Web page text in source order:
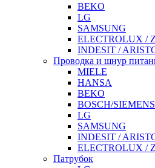
BEKO
LG
SAMSUNG
ELECTROLUX /
INDESIT /
Проводка и шнур
MIELE
HANSA
BEKO
BOSCH/
LG
SAMSUNG
INDESIT /
ELECTROLUX /
Патрубок